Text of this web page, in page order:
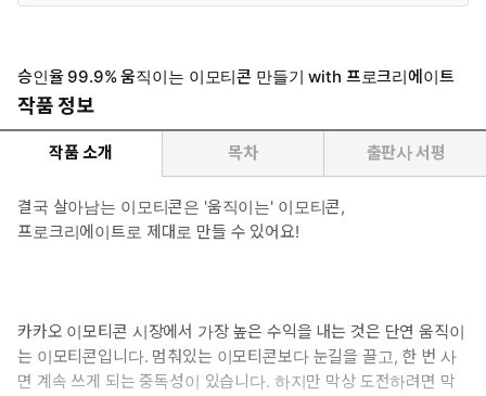
승인율 99.9% 움직이는 이모티콘 만들기 with 프로크리에이트
작품 정보
작품 소개 목차 출판사 서평
결국 살아남는 이모티콘은 '움직이는' 이모티콘,
프로크리에이트로 제대로 만들 수 있어요!
카카오 이모티콘 시장에서 가장 높은 수익을 내는 것은 단연 움직이
는 이모티콘입니다. 멈춰있는 이모티콘보다 눈길을 끌고, 한 번 사
면 계속 쓰게 되는 중독성이 있습니다. 하지만 막상 도전하려면 막